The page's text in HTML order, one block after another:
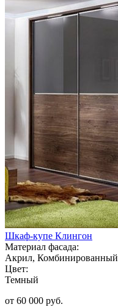
Шкаф-купе Клингон
Материал фасада:
Акрил, Комбинированный
Цвет:
Темный
от 60 000 руб.